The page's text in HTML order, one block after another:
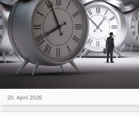
20. April 2026